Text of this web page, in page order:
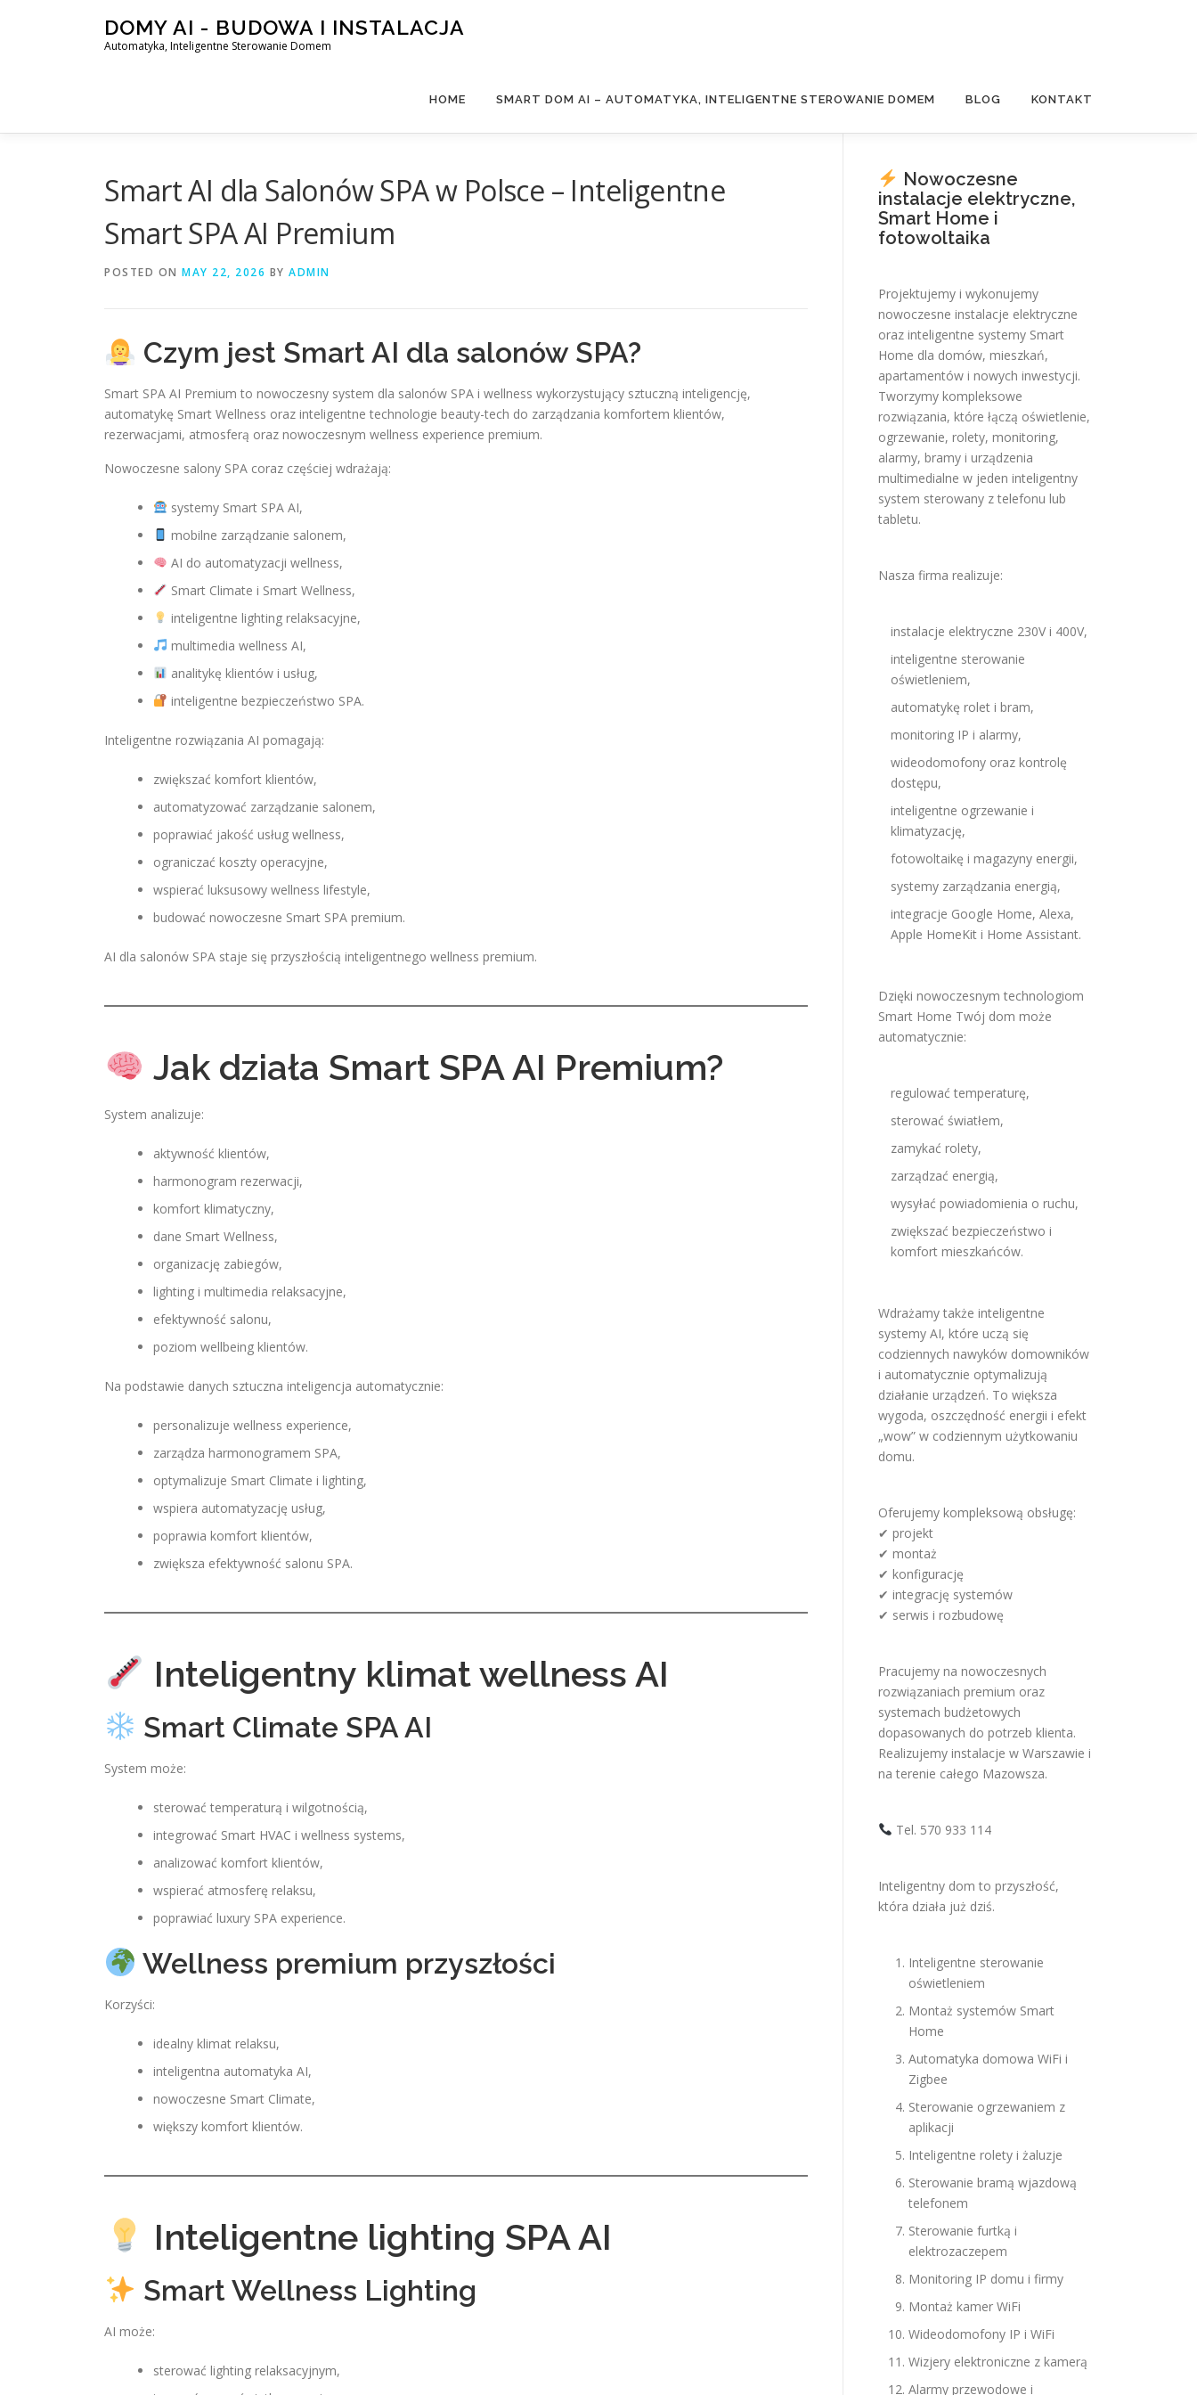
DOMY AI - BUDOWA I INSTALACJA
Automatyka, Inteligentne Sterowanie Domem
HOME SMART DOM AI – AUTOMATYKA, INTELIGENTNE STEROWANIE DOMEM BLOG KONTAKT
Smart AI dla Salonów SPA w Polsce – Inteligentne
Smart SPA AI Premium
POSTED ON MAY 22, 2026 BY ADMIN
Czym jest Smart AI dla salonów SPA?
Smart SPA AI Premium to nowoczesny system dla salonów SPA i wellness wykorzystujący sztuczną inteligencję,
automatykę Smart Wellness oraz inteligentne technologie beauty-tech do zarządzania komfortem klientów,
rezerwacjami, atmosferą oraz nowoczesnym wellness experience premium.
Nowoczesne salony SPA coraz częściej wdrażają:
systemy Smart SPA AI,
mobilne zarządzanie salonem,
AI do automatyzacji wellness,
Smart Climate i Smart Wellness,
inteligentne lighting relaksacyjne,
multimedia wellness AI,
analitykę klientów i usług,
inteligentne bezpieczeństwo SPA.
Inteligentne rozwiązania AI pomagają:
zwiększać komfort klientów,
automatyzować zarządzanie salonem,
poprawiać jakość usług wellness,
ograniczać koszty operacyjne,
wspierać luksusowy wellness lifestyle,
budować nowoczesne Smart SPA premium.
AI dla salonów SPA staje się przyszłością inteligentnego wellness premium.
Jak działa Smart SPA AI Premium?
System analizuje:
aktywność klientów,
harmonogram rezerwacji,
komfort klimatyczny,
dane Smart Wellness,
organizację zabiegów,
lighting i multimedia relaksacyjne,
efektywność salonu,
poziom wellbeing klientów.
Na podstawie danych sztuczna inteligencja automatycznie:
personalizuje wellness experience,
zarządza harmonogramem SPA,
optymalizuje Smart Climate i lighting,
wspiera automatyzację usług,
poprawia komfort klientów,
zwiększa efektywność salonu SPA.
Inteligentny klimat wellness AI
Smart Climate SPA AI
System może:
sterować temperaturą i wilgotnością,
integrować Smart HVAC i wellness systems,
analizować komfort klientów,
wspierać atmosferę relaksu,
poprawiać luxury SPA experience.
Wellness premium przyszłości
Korzyści:
idealny klimat relaksu,
inteligentna automatyka AI,
nowoczesne Smart Climate,
większy komfort klientów.
Inteligentne lighting SPA AI
Smart Wellness Lighting
AI może:
sterować lighting relaksacyjnym,
Nowoczesne
instalacje elektryczne,
Smart Home i
fotowoltaika
Projektujemy i wykonujemy
nowoczesne instalacje elektryczne
oraz inteligentne systemy Smart
Home dla domów, mieszkań,
apartamentów i nowych inwestycji.
Tworzymy kompleksowe
rozwiązania, które łączą oświetlenie,
ogrzewanie, rolety, monitoring,
alarmy, bramy i urządzenia
multimedialne w jeden inteligentny
system sterowany z telefonu lub
tabletu.
Nasza firma realizuje:
instalacje elektryczne 230V i 400V,
inteligentne sterowanie
oświetleniem,
automatykę rolet i bram,
monitoring IP i alarmy,
wideodomofony oraz kontrolę
dostępu,
inteligentne ogrzewanie i
klimatyzację,
fotowoltaikę i magazyny energii,
systemy zarządzania energią,
integracje Google Home, Alexa,
Apple HomeKit i Home Assistant.
Dzięki nowoczesnym technologiom
Smart Home Twój dom może
automatycznie:
regulować temperaturę,
sterować światłem,
zamykać rolety,
zarządzać energią,
wysyłać powiadomienia o ruchu,
zwiększać bezpieczeństwo i
komfort mieszkańców.
Wdrażamy także inteligentne
systemy AI, które uczą się
codziennych nawyków domowników
i automatycznie optymalizują
działanie urządzeń. To większa
wygoda, oszczędność energii i efekt
„wow” w codziennym użytkowaniu
domu.
Oferujemy kompleksową obsługę:
✔ projekt
✔ montaż
✔ konfigurację
✔ integrację systemów
✔ serwis i rozbudowę
Pracujemy na nowoczesnych
rozwiązaniach premium oraz
systemach budżetowych
dopasowanych do potrzeb klienta.
Realizujemy instalacje w Warszawie i
na terenie całego Mazowsza.
Tel. 570 933 114
Inteligentny dom to przyszłość,
która działa już dziś.
Inteligentne sterowanie
oświetleniem
Montaż systemów Smart
Home
Automatyka domowa WiFi i
Zigbee
Sterowanie ogrzewaniem z
aplikacji
Inteligentne rolety i żaluzje
Sterowanie bramą wjazdową
telefonem
Sterowanie furtką i
elektrozaczepem
Monitoring IP domu i firmy
Montaż kamer WiFi
Wideodomofony IP i WiFi
Wizjery elektroniczne z kamerą
Alarmy przewodowe i